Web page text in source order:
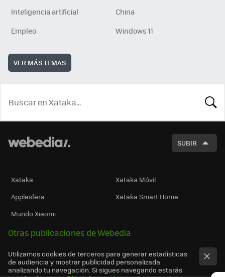
Inteligencia artificial
China
Empleo
Windows 11
VER MÁS TEMAS
SUBIR
Xataka
Xataka Móvil
Applesfera
Xataka Smart Home
Mundo Xiaomi
Otras publicaciones de Webedia
Utilizamos cookies de terceros para generar estadísticas
de audiencia y mostrar publicidad personalizada
analizando tu navegación. Si sigues navegando estarás